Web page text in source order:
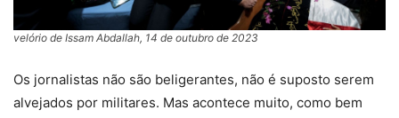
velório de Issam Abdallah, 14 de outubro de 2023
Os jornalistas não são beligerantes, não é suposto serem
alvejados por militares. Mas acontece muito, como bem